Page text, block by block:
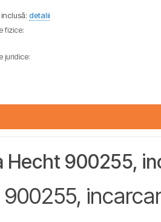
inclusă:detalii
fizice:
juridice:
900255,